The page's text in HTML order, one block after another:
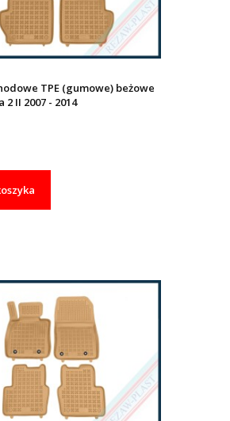
TPE (gumowe) beżowe
II 2007 - 2014